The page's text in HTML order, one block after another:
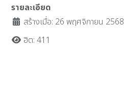
รายละเอียด
สร้างเมื่อ: 26 พฤศจิกายน 2568
ฮิต: 411